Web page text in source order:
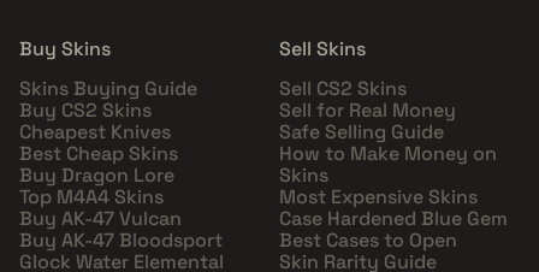
Buy Skins
Skins Buying Guide
Buy CS2 Skins
Cheapest Knives
Best Cheap Skins
Buy Dragon Lore
Top M4A4 Skins
Buy AK-47 Vulcan
Buy AK-47 Bloodsport
Glock Water Elemental
Sell Skins
Sell CS2 Skins
Sell for Real Money
Safe Selling Guide
How to Make Money on
Skins
Most Expensive Skins
Case Hardened Blue Gem
Best Cases to Open
Skin Rarity Guide